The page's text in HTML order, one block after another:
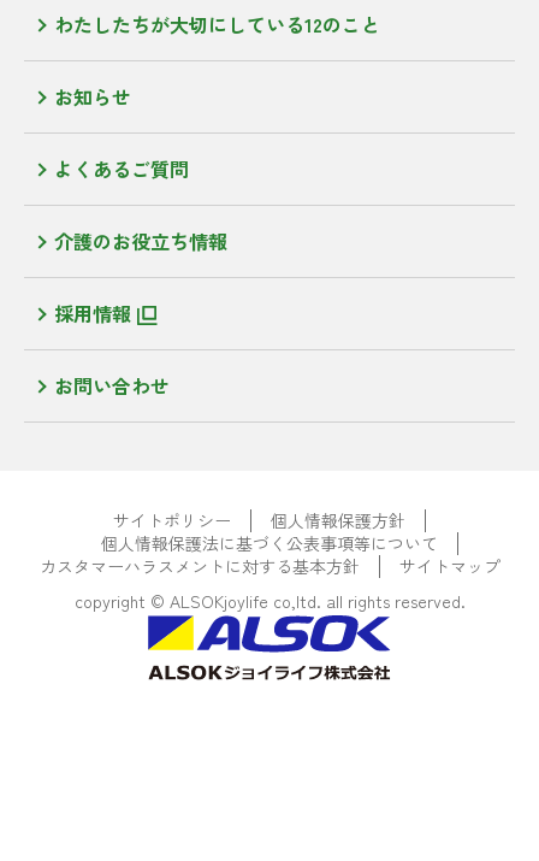
わたしたちが大切にしている12のこと
お知らせ
よくあるご質問
介護のお役立ち情報
採用情報
お問い合わせ
サイトポリシー
個人情報保護方針
個人情報保護法に基づく公表事項等について
カスタマーハラスメントに対する基本方針
サイトマップ
copyright © ALSOKjoylife co,ltd. all rights reserved.